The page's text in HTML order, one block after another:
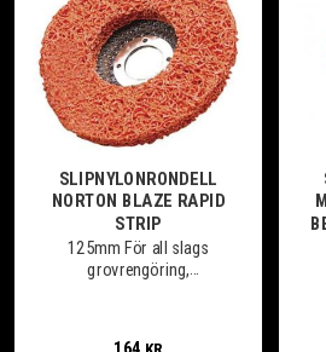
SLIPNYLONRONDELL
NORTON BLAZE RAPID
STRIP
125mm För all slags
grovrengöring,
164